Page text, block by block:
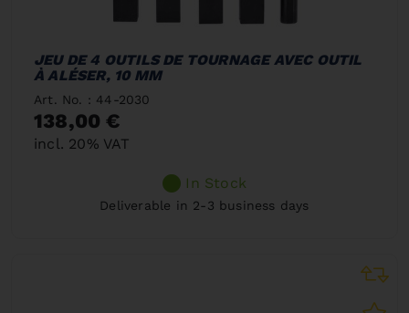
JEU DE 4 OUTILS DE TOURNAGE AVEC OUTIL
À ALÉSER, 10 MM
Art. No. : 44-2030
138,00 €
incl. 20% VAT
In Stock
Deliverable in 2-3 business days